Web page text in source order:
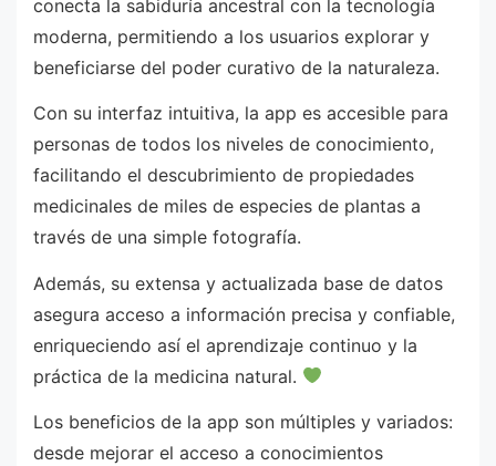
conecta la sabiduría ancestral con la tecnología
moderna, permitiendo a los usuarios explorar y
beneficiarse del poder curativo de la naturaleza.
Con su interfaz intuitiva, la app es accesible para
personas de todos los niveles de conocimiento,
facilitando el descubrimiento de propiedades
medicinales de miles de especies de plantas a
través de una simple fotografía.
Además, su extensa y actualizada base de datos
asegura acceso a información precisa y confiable,
enriqueciendo así el aprendizaje continuo y la
práctica de la medicina natural.
Los beneficios de la app son múltiples y variados:
desde mejorar el acceso a conocimientos